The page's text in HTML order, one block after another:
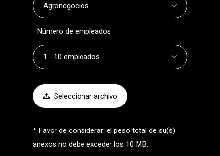
Número de empleados
Seleccionar archivo
* Favor de considerar: el peso total de su(s)
anexos no debe exceder los 10 MB.